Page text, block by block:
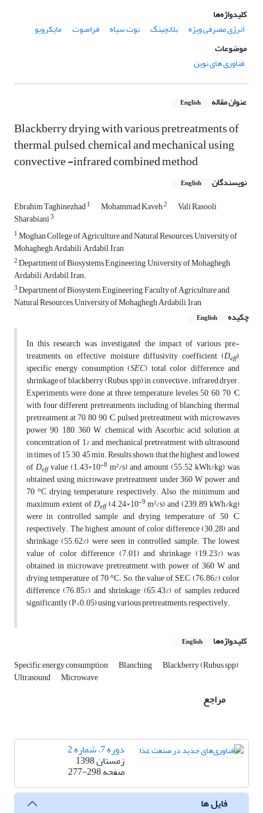
کلیدواژه‌ها
انرژی مصرفی ویژه
بلانچینگ توت سیاه فراصوت
مایکرویو
موضوعات
فناوری های نوین
عنوان مقاله English
Blackberry drying with various pretreatments of
thermal, pulsed, chemical and mechanical using
convective -infrared combined method
نویسندگان English
Ebrahim Taghinezhad1 Mohammad Kaveh2 Vali Rasooli
Sharabiani3
1Moghan College of Agriculture and Natural Resources, University of
Mohaghegh Ardabili, Ardabil, Iran
2Department of Biosystems Engineering, University of Mohaghegh
Ardabili, Ardabil, Iran.
3Department of Biosystem Engineering, Faculty of Agriculture and
Natural Resources, University of Mohaghegh Ardabili, Iran
چکیده
English
In this research was investigated the impact of various pre-
treatments on effective moisture diffusivity coefficient (Deff),
specific energy consumption (SEC), total color difference and
shrinkage of blackberry (Rubus spp) in convective – infrared dryer.
Experiments were done at three temperature leveles 50, 60, 70 °C
with four different pretreatments, including of blanching thermal
pretreatment at 70, 80, 90 °C, pulsed pretreatment with microwaves
power 90, 180, 360 W, chemical with Ascorbic acid solution at
concentration of 1% and mechanical pretreatment with ultrasound
in times of 15, 30, 45 min. Results shown that the highest and lowest
ofDeffvalue (1.43×10-8 m²/s) and amount (55.52 kWh/kg) was
obtained using microwave pretreatment under 360 W power and
70 oC drying temperature, respectively. Also, the minimum and
maximum extent ofDeff(4.24×10-9 m²/s) and (239.89 kWh/kg)
were in controlled sample and drying temperature of 50 °C,
respectively. The highest amount of color difference (30.28) and
shrinkage (55.62%) were seen in controlled sample. The lowest
value of color difference (7.01) and shrinkage (19.23%) was
obtained in microwave pretreatment with power of 360 W and
drying temperature of 70oC. So, the value of SEC (76.86%), color
difference (76.85%) and shrinkage (65.43%) of samples reduced
significantly (P<0.05) using various pretreatments, respectively.
کلیدواژه‌ها English
Specific energy consumption Blanching Blackberry (Rubus spp)
Ultrasound Microwave
مراجع
دوره 7، شماره 2
زمستان 1398
صفحه277-298
فایل ها